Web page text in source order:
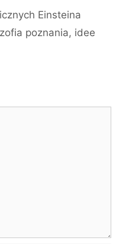
Einsteina
poznania, idee